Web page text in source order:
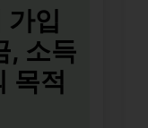
가입
, 소득
목적